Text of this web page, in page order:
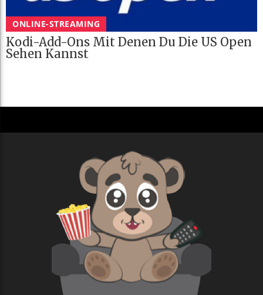
ONLINE-STREAMING
Kodi-Add-Ons Mit Denen Du Die US Open
Sehen Kannst